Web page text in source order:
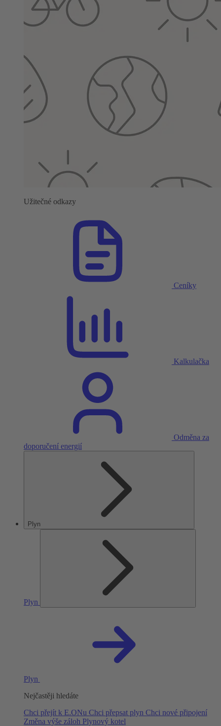
Užitečné odkazy
Ceníky
Kalkulačka
Odměna za
doporučení energií
Plyn
Plyn
Plyn
Nejčastěji hledáte
Chci přejít k E.ONu Chci přepsat plyn Chci nové připojení
Změna výše záloh Plynový kotel